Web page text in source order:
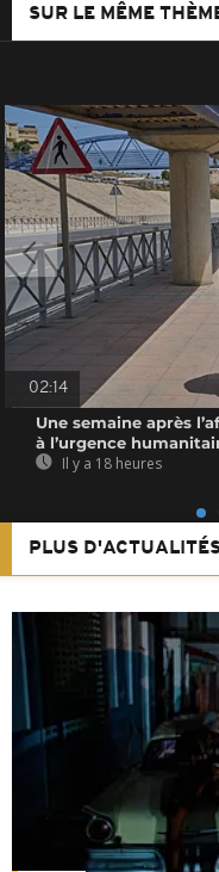
SUR LE MÊME
02:14
Une semaine après
à l’urgence
Il y a 18 heures
PLUS